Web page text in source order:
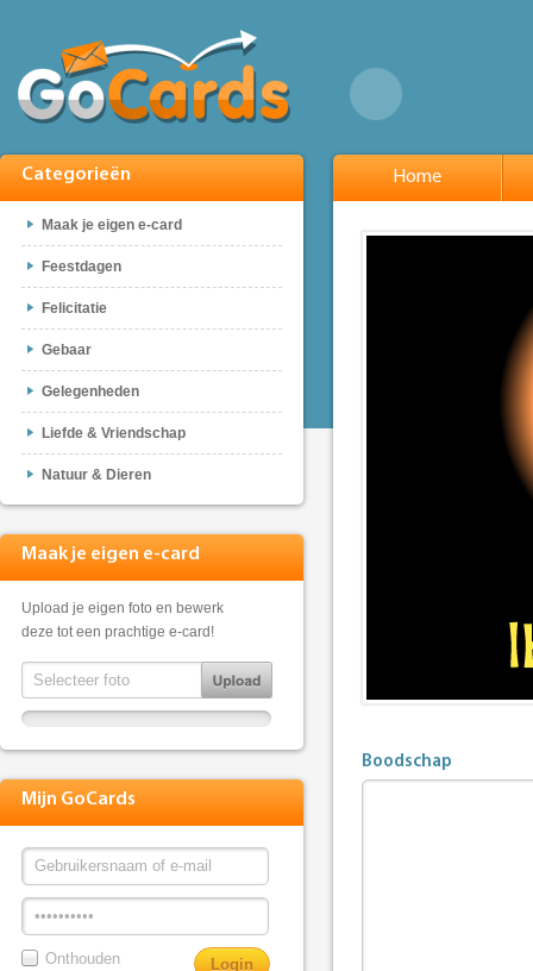
Categorieën
Maak je eigen e-card
Feestdagen
Felicitatie
Gebaar
Gelegenheden
Liefde & Vriendschap
Natuur & Dieren
Maak je eigen e-card
Upload je eigen foto en bewerk
deze tot een prachtige e-card!
Mijn GoCards
Onthouden
Home
Boodschap